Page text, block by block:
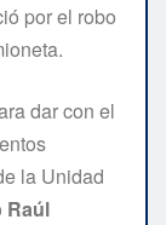
por el robo
dar con el
la Unidad
Raúl